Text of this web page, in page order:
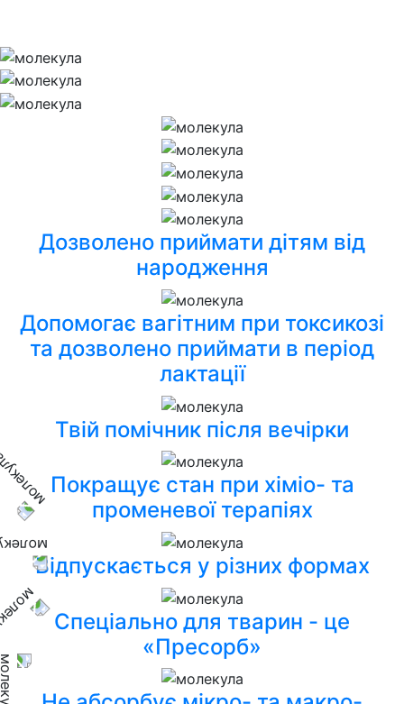
Дозволено приймати дітям від
народження
Допомогає вагітним при токсикозі
та дозволено приймати в період
лактації
Твій помічник після вечірки
Покращує стан при хіміо- та
променевої терапіях
Відпускається у різних формах
Спеціально для тварин - це
«Пресорб»